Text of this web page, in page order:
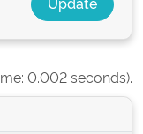
0.002 seconds).